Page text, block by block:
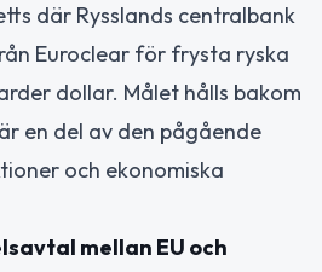
där Rysslands centralbank
Euroclear för frysta ryska
dollar. Målet hålls bakom
en del av den pågående
och ekonomiska
mellan EU och